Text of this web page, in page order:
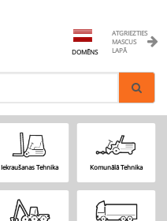
ATGRIEZTIES
MASCUS
LAPĀ
DOMĒNS
Iekraušanas Tehnika Komunālā Tehnika